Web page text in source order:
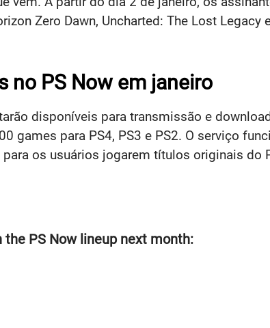
Zero Dawn, Uncharted: The Lost Legacy
no PS Now em janeiro
disponíveis para transmissão e
games para PS4, PS3 e PS2. O serviço
os usuários jogarem títulos originais do
the PS Now lineup next month: